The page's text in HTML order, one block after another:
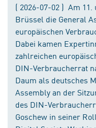
( 2026-07-02 ) Am 11.
Brüssel die General
europäischen
Dabei kamen
zahlreichen
DIN-Verbraucherrat
Daum als deutsches
Assembly an der
des DIN-
Goschew in seiner